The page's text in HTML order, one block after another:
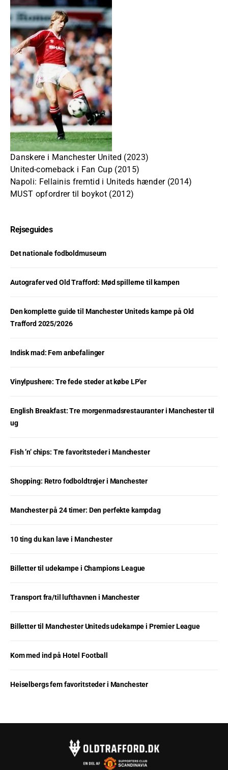
Danskere i Manchester United (2023)
United-comeback i Fan Cup (2015)
Napoli: Fellainis fremtid i Uniteds hænder (2014)
MUST opfordrer til boykot (2012)
Rejseguides
Det nationale fodboldmuseum
Autografer ved Old Trafford: Mød spillerne til kampen
Den komplette guide til Manchester Uniteds kampe på Old
Trafford 2025/2026
Indisk mad: Fem anbefalinger
Vinylpushere: Tre fede steder at købe LP’er
English Breakfast: Tre morgenmadsrestauranter i Manchester til
ug
Fish ’n’ chips: Tre favoritsteder i Manchester
Shopping: Retro fodboldtrøjer i Manchester
Manchester på 24 timer: Den perfekte kampdag
10 ting du kan lave i Manchester
Billetter til udekampe i Champions League
Transport fra/til lufthavnen i Manchester
Billetter til Manchester Uniteds udekampe i Premier League
Kom med ind på Hotel Football
Heiselbergs fem favoritsteder i Manchester